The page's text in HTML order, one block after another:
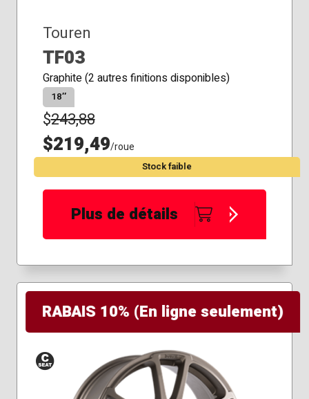
Touren
TF03
Graphite (2 autres finitions disponibles)
18″
$243,88
$219,49/roue
Stock faible
Plus de détails
RABAIS 10% (En ligne seulement)